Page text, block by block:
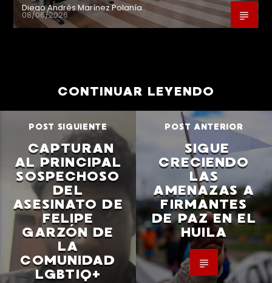
Diego Andrés Marínez Polanía
08/06/2026
CONTINUAR LEYENDO
POST SIGUIENTE
CAPTURAN
AL PRINCIPAL
SOSPECHOSO
DEL
ASESINATO DE
FELIPE
GARZÓN DE
LA
COMUNIDAD
LGBTIQ+
POST ANTERIOR
SIGUE
CRECIENDO
LAS
AMENAZAS A
FIRMANTES
DE PAZ EN EL
HUILA